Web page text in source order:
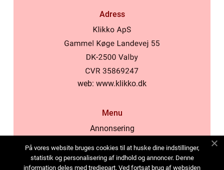
Adress
web: www.klikko.dk
Menu
Annonsering
Cookies
På vores website bruges cookies til at huske dine indstillinger,
statistik og personalisering af indhold og annoncer. Denne
information deles med tredjepart. Ved fortsat brug af websiden